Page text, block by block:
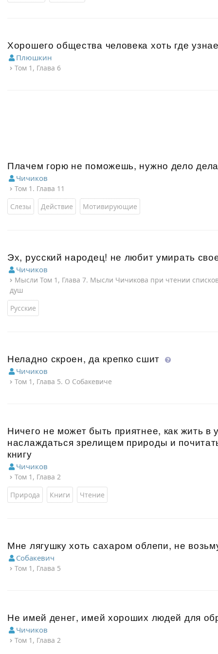
Хорошего общества человека хоть где
Плюшкин
Том 1, Глава 6
Плачем горю не поможешь, нужно дело
Чичиков
Том 1. Глава 11
Слезы
Действие Мотивирующие
Эх, русский народец! не любит умирать
Чичиков
Мысли Том 1, Глава 7. Мысли Чичикова при чтении
душ
Русские
Неладно скроен, да крепко сшит
Чичиков
Том 1, Глава 5. О Собакевиче
Ничего не может быть приятнее, как жить в
наслаждаться зрелищем природы и
книгу
Чичиков
Том 1, Глава 2
Природа
Книги Чтение
Мне лягушку хоть сахаром облепи, не
Собакевич
Том 1, Глава 5
Не имей денег, имей хороших людей для
Чичиков
Том 1, Глава 2